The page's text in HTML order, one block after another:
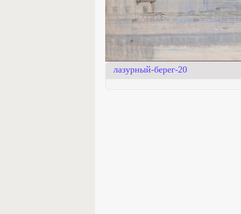
лазурный-берег-20